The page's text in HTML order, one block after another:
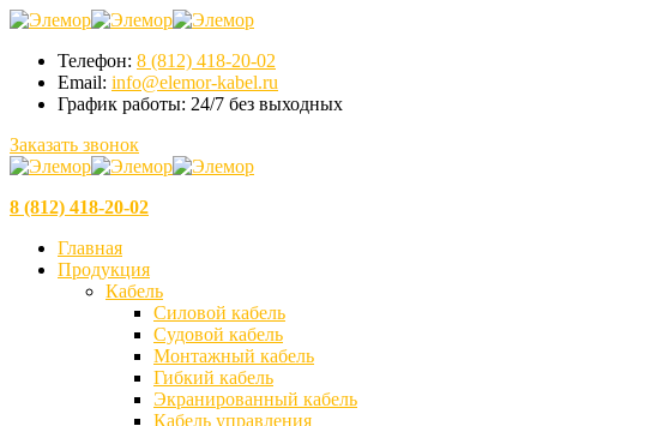
Телефон: 8 (812) 418-20-02
Email: info@elemor-kabel.ru
График работы: 24/7 без выходных
Заказать звонок
8 (812) 418-20-02
Главная
Продукция
Кабель
Силовой кабель
Судовой кабель
Монтажный кабель
Гибкий кабель
Экранированный кабель
Кабель управления